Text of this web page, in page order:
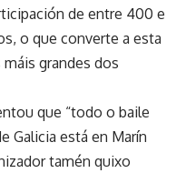
de entre 400 e
o que converte a esta
grandes dos
que “todo o baile
Galicia está en Marín
tamén quixo